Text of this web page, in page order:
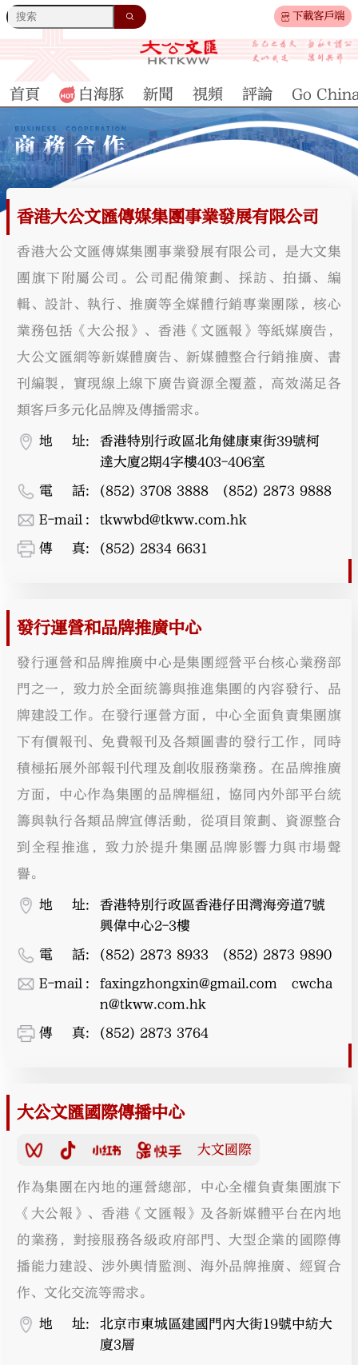
下載客戶端
大公文匯
首頁 白海豚 新聞 視頻 評論 Go
香港大公文匯傳媒集團事業發展有限公司
香港大公文匯傳媒集團事業發展有限公司，是大文集
團旗下附屬公司。公司配備策劃、採訪、拍攝、編
輯、設計、執行、推廣等全媒體行銷專業團隊，核心
業務包括《大公报》、香港《文匯報》等紙媒廣告，
大公文匯網等新媒體廣告、新媒體整合行銷推廣、書
刊編製，實現線上線下廣告資源全覆蓋，高效滿足各
類客戶多元化品牌及傳播需求。
地址:
香港特別行政區北角健康東街39號柯
達大廈2期4字樓403-406室
電話:
(852) 3708 3888   (852) 2873 9888
E-mail :
tkwwbd@tkww.com.hk
傳真: (852) 2834 6631
發行運營和品牌推廣中心
發行運營和品牌推廣中心是集團經營平台核心業務部
門之一，致力於全面統籌與推進集團的內容發行、品
牌建設工作。在發行運營方面，中心全面負責集團旗
下有價報刊、免費報刊及各類圖書的發行工作，同時
積極拓展外部報刊代理及創收服務業務。在品牌推廣
方面，中心作為集團的品牌樞紐，協同內外部平台統
籌與執行各類品牌宣傳活動，從項目策劃、資源整合
到全程推進，致力於提升集團品牌影響力與市場聲
譽。
地址:
香港特別行政區香港仔田灣海旁道7號
興偉中心2-3樓
電話:
(852) 2873 8933   (852) 2873 9890
E-mail : faxingzhongxin@gmail.com
cwcha
n@tkww.com.hk
傳真: (852) 2873 3764
大公文匯國際傳播中心
大文國際
作為集團在內地的運營總部，中心全權負責集團旗下
《大公報》、香港《文匯報》及各新媒體平台在內地
的業務，對接服務各級政府部門、大型企業的國際傳
播能力建設、涉外輿情監測、海外品牌推廣、經貿合
作、文化交流等需求。
地址:
北京市東城區建國門內大街19號中紡大
廈3層